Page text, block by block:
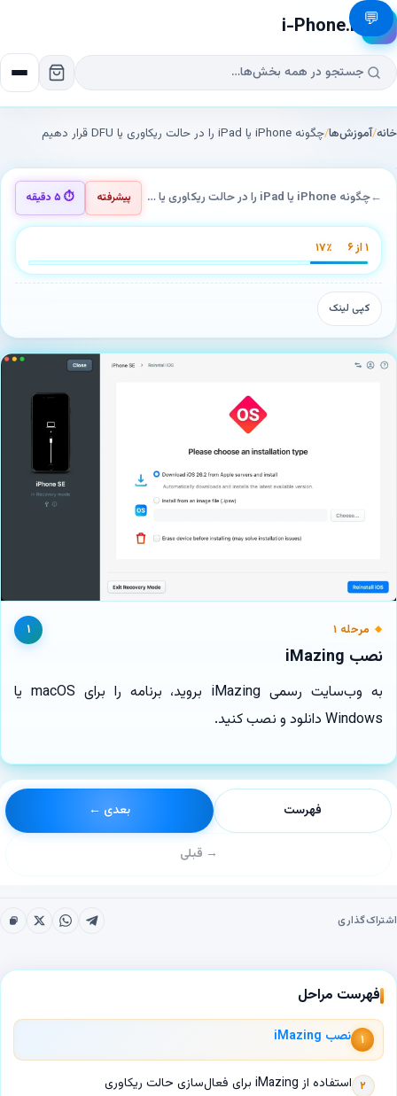
📱
i-Phone.ir
/آموزش‌ها/چگونه iPhone یا iPad را در حالت ریکاوری یا DFU قرار دهیم
← چگونه iPhone یا iPad را در حالت ریکاوری یا DFU قرار دهیم پیشرفته ⏱ ۵ دقیقه
۱ از ۶ ۱۷٪
کپی لینک
مرحله ۱ ۱
نصب iMazing
به وب‌سایت رسمی iMazing بروید، برنامه را برای macOS یا
Windows دانلود و نصب کنید.
→ قبلی
فهرست بعدی ←
فهرست مراحل
۱ نصب iMazing
۲ استفاده از iMazing برای فعال‌سازی حالت ریکاوری
💬